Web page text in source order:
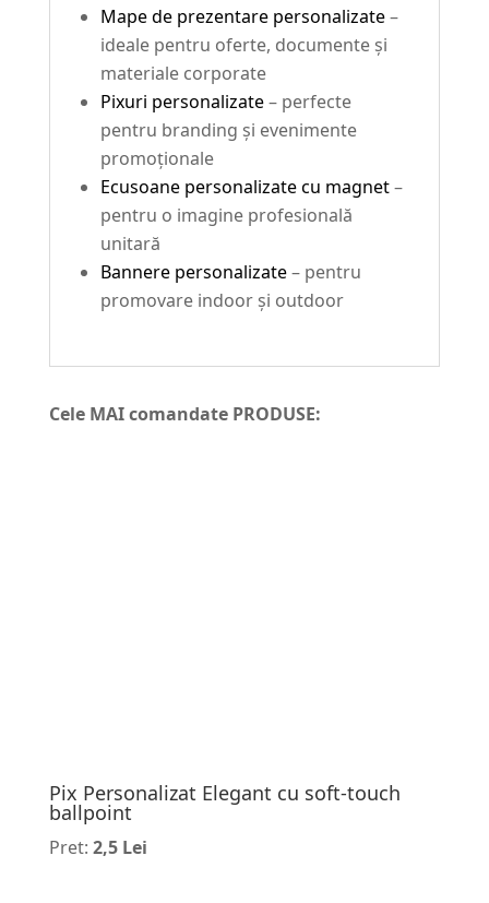
Mape de prezentare personalizate–
ideale pentru oferte, documente și
materiale corporate
Pixuri personalizate– perfecte
pentru branding și evenimente
promoționale
Ecusoane personalizate cu magnet–
pentru o imagine profesională
unitară
Bannere personalizate– pentru
promovare indoor și outdoor
Cele MAI comandate PRODUSE:
Pix Personalizat Elegant cu soft-touch
ballpoint
Pret: 2,5 Lei